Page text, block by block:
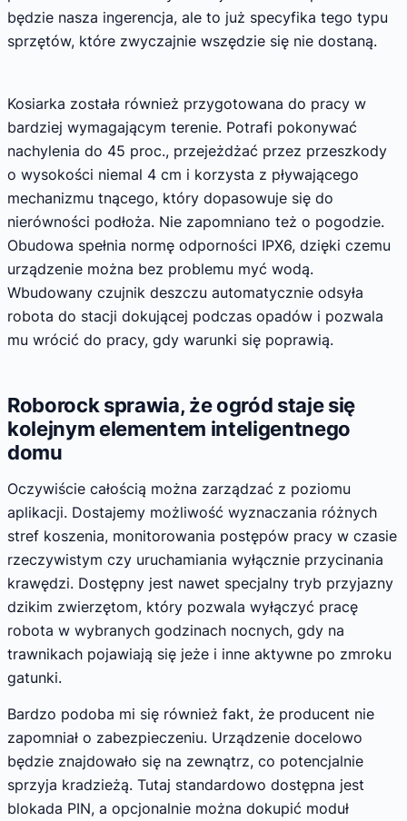
będzie nasza ingerencja, ale to już specyfika tego typu
sprzętów, które zwyczajnie wszędzie się nie dostaną.
Kosiarka została również przygotowana do pracy w
bardziej wymagającym terenie. Potrafi pokonywać
nachylenia do 45 proc., przejeżdżać przez przeszkody
o wysokości niemal 4 cm i korzysta z pływającego
mechanizmu tnącego, który dopasowuje się do
nierówności podłoża. Nie zapomniano też o pogodzie.
Obudowa spełnia normę odporności IPX6, dzięki czemu
urządzenie można bez problemu myć wodą.
Wbudowany czujnik deszczu automatycznie odsyła
robota do stacji dokującej podczas opadów i pozwala
mu wrócić do pracy, gdy warunki się poprawią.
Roborock sprawia, że ogród staje się
kolejnym elementem inteligentnego
domu
Oczywiście całością można zarządzać z poziomu
aplikacji. Dostajemy możliwość wyznaczania różnych
stref koszenia, monitorowania postępów pracy w czasie
rzeczywistym czy uruchamiania wyłącznie przycinania
krawędzi. Dostępny jest nawet specjalny tryb przyjazny
dzikim zwierzętom, który pozwala wyłączyć pracę
robota w wybranych godzinach nocnych, gdy na
trawnikach pojawiają się jeże i inne aktywne po zmroku
gatunki.
Bardzo podoba mi się również fakt, że producent nie
zapomniał o zabezpieczeniu. Urządzenie docelowo
będzie znajdowało się na zewnątrz, co potencjalnie
sprzyja kradzieżą. Tutaj standardowo dostępna jest
blokada PIN, a opcjonalnie można dokupić moduł